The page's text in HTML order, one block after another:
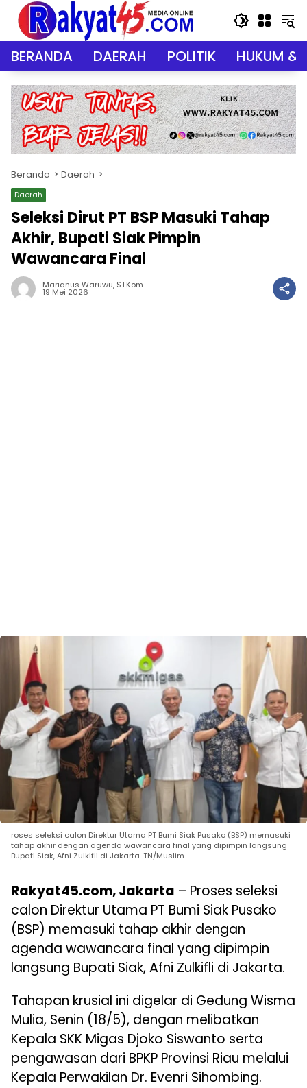
Langsung
konten
BERANDA DAERAH POLITIK HUKUM &
Beranda Daerah
Daerah
Seleksi Dirut PT BSP Masuki Tahap
Akhir, Bupati Siak Pimpin
Wawancara Final
Marianus Waruwu, S.I.Kom
19 Mei 2026
roses seleksi calon Direktur Utama PT Bumi Siak Pusako (BSP) memasuki
tahap akhir dengan agenda wawancara final yang dipimpin langsung
Bupati Siak, Afni Zulkifli di Jakarta. TN/Muslim
Rakyat45.com, Jakarta – Proses seleksi
calon Direktur Utama PT Bumi Siak Pusako
(BSP) memasuki tahap akhir dengan
agenda wawancara final yang dipimpin
langsung Bupati Siak, Afni Zulkifli di Jakarta.
Tahapan krusial ini digelar di Gedung Wisma
Mulia, Senin (18/5), dengan melibatkan
Kepala SKK Migas Djoko Siswanto serta
pengawasan dari BPKP Provinsi Riau melalui
Kepala Perwakilan Dr. Evenri Sihombing.